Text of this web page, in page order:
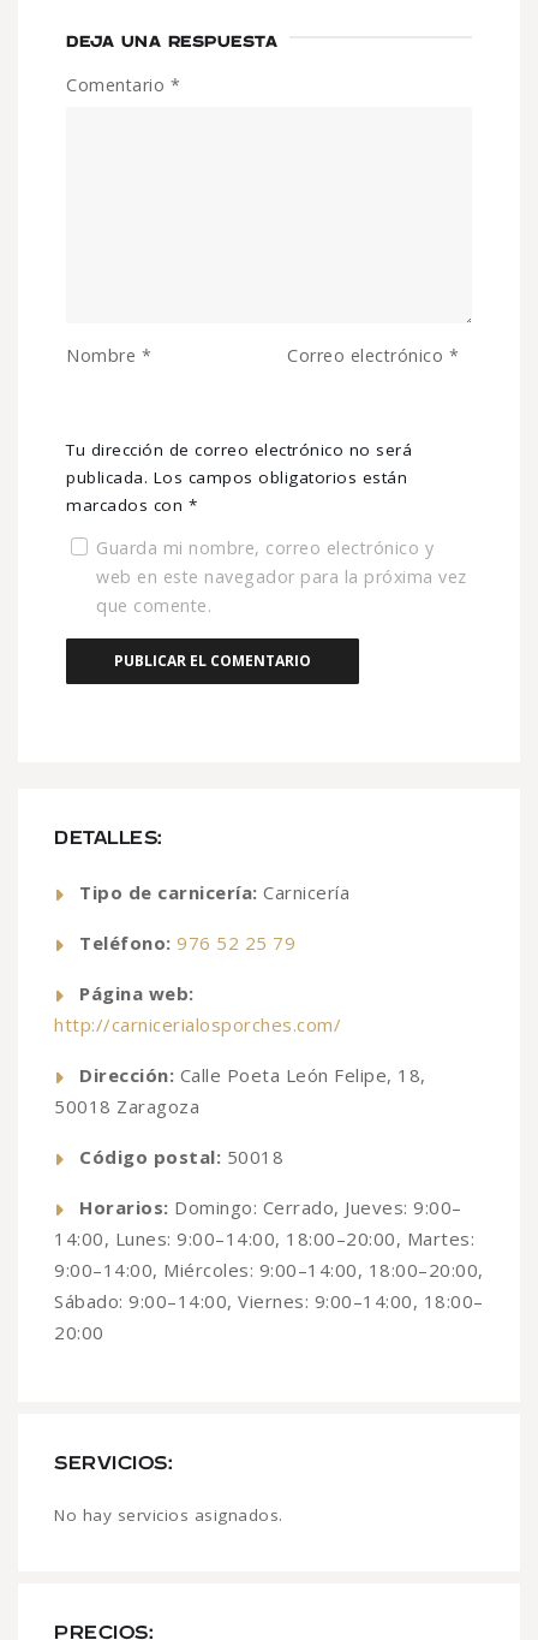
DETALLES:
Tipo de carnicería: Carnicería
Teléfono: 976 52 25 79
Página web:
http://carnicerialosporches.com/
Dirección: Calle Poeta León Felipe, 18,
50018 Zaragoza
Código postal: 50018
Horarios: Domingo: Cerrado, Jueves: 9:00–
14:00, Lunes: 9:00–14:00, 18:00–20:00, Martes:
9:00–14:00, Miércoles: 9:00–14:00, 18:00–20:00,
Sábado: 9:00–14:00, Viernes: 9:00–14:00, 18:00–
20:00
SERVICIOS:
No hay servicios asignados.
PRECIOS:
DEJA UNA RESPUESTA
Tu dirección de correo electrónico no será
publicada. Los campos obligatorios están
marcados con *
Comentario *
Nombre * Correo electrónico *
Guarda mi nombre, correo electrónico y
web en este navegador para la próxima vez
que comente.